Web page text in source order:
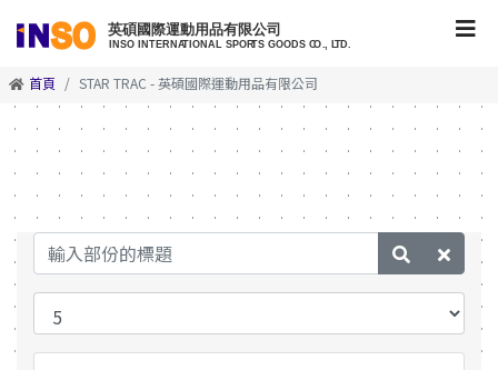
首頁 STAR TRAC - 英碩國際運動用品有限公司